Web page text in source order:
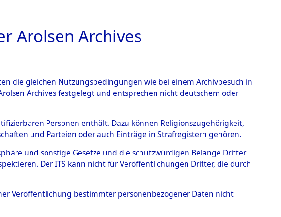
BILD
Bestattung von KZ-
in Neunburg vorm Wald
Neunburg vorm Wald,
und Regensburg→
Arolsen Archives
die gleichen Nutzungsbedingungen wie bei einem Archivbesuch in
Archives festgelegt und entsprechen nicht deutschem oder
Personen enthält. Dazu können Religionszugehörigkeit,
und Parteien oder auch Einträge in Strafregistern gehören.
und sonstige Gesetze und die schutzwürdigen Belange Dritter
Der ITS kann nicht für Veröffentlichungen Dritter, die durch
Veröffentlichung bestimmter personenbezogener Daten nicht